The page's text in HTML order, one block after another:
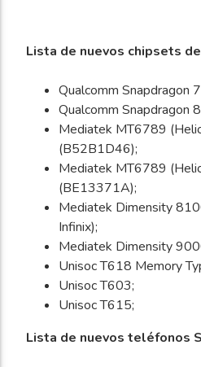
Lista de nuevos chipsets
Qualcomm Snapdragon
Qualcomm Snapdragon
Mediatek MT6789
(B52B1D46);
Mediatek MT6789
(BE13371A);
Mediatek Dimensity
Infinix);
Mediatek Dimensity
Unisoc T618 Memory
Unisoc T603;
Unisoc T615;
Lista de nuevos teléfonos